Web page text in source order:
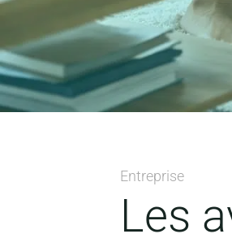
Entreprise
Les